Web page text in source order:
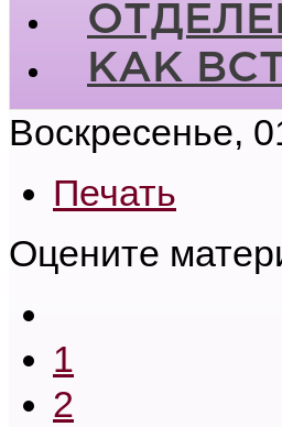
КАК
Воскресенье,
Печать
Оцените
1
2